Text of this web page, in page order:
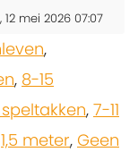
mei 2026 07:07
,
, 8-15
, 7-11
1,5 meter, Geen